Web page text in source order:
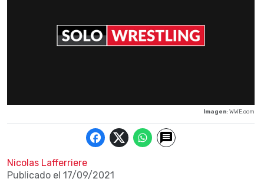
Imagen: WWE.com
Nicolas Lafferriere
Publicado el 17/09/2021